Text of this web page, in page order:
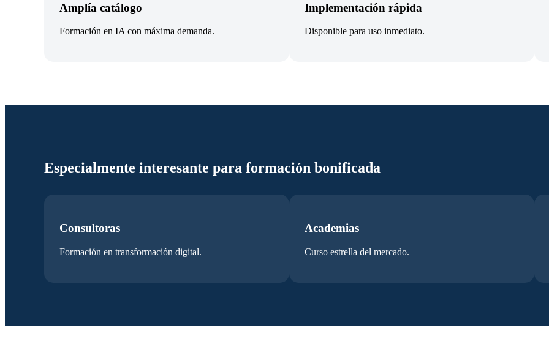
Amplía catálogo
Formación en IA con máxima demanda.
Implementación rápida
Disponible para uso inmediato.
Especialmente interesante para formación bonificada
Consultoras
Formación en transformación digital.
Academias
Curso estrella del mercado.